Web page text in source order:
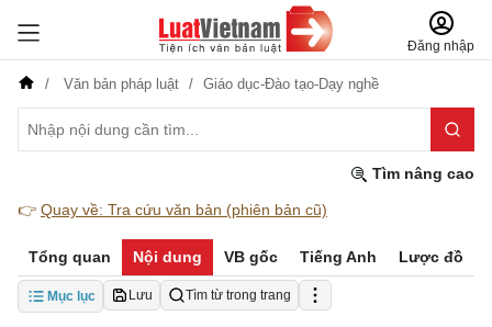
Đăng nhập
Văn bản pháp luật Giáo dục-Đào tạo-Dạy nghề
Tìm nâng cao
👉 Quay về: Tra cứu văn bản (phiên bản cũ)
Tổng quan Nội dung VB gốc Tiếng Anh Lược đồ
Mục lục Lưu Tìm từ trong trang